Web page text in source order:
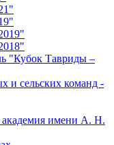
"Кубок Тавриды –
и сельских команд -
академия имени А. Н.